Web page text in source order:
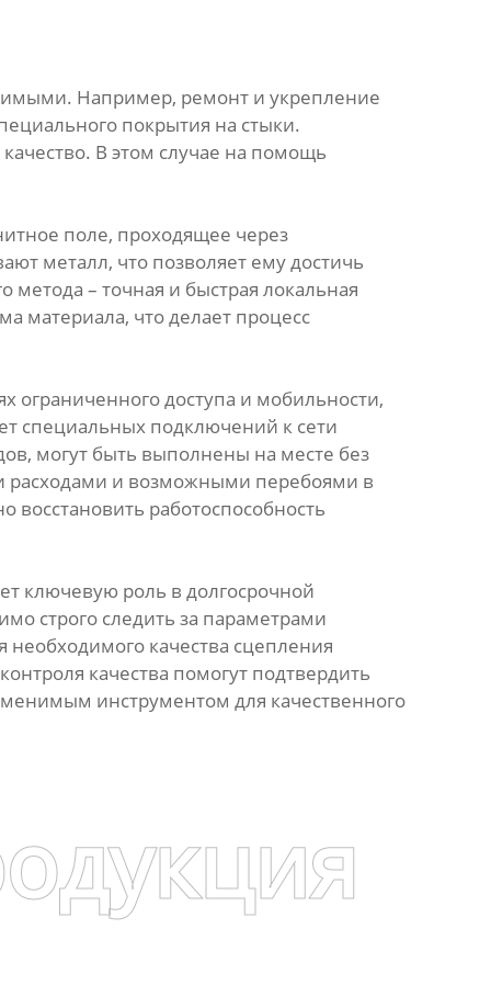
Например, ремонт и укрепление
покрытия на стыки.
В этом случае на помощь
поле, проходящее через
металл, что позволяет ему достичь
– точная и быстрая локальная
материала, что делает процесс
доступа и мобильности,
специальных подключений к сети
могут быть выполнены на месте без
расходами и возможными перебоями в
работоспособность
ключевую роль в долгосрочной
строго следить за параметрами
необходимого качества сцепления
качества помогут подтвердить
инструментом для качественного